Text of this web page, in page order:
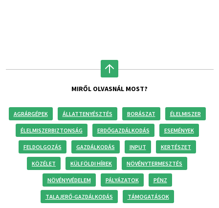
MIRŐL OLVASNÁL MOST?
AGRÁRGÉPEK ÁLLATTENYÉSZTÉS BORÁSZAT ÉLELMISZER
ÉLELMISZERBIZTONSÁG ERDŐGAZDÁLKODÁS ESEMÉNYEK
FELDOLGOZÁS GAZDÁLKODÁS INPUT KERTÉSZET
KÖZÉLET KÜLFÖLDI HÍREK NÖVÉNYTERMESZTÉS
NÖVÉNYVÉDELEM PÁLYÁZATOK PÉNZ
TALAJERŐ-GAZDÁLKODÁS TÁMOGATÁSOK